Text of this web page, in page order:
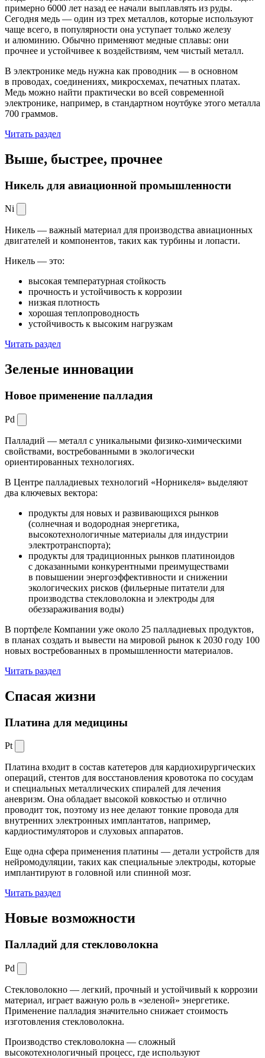
примерно 6000 лет назад ее начали выплавлять из руды.
Сегодня медь — один из трех металлов, которые используют
чаще всего, в популярности она уступает только железу
и алюминию. Обычно применяют медные сплавы: они
прочнее и устойчивее к воздействиям, чем чистый металл.
В электронике медь нужна как проводник — в основном
в проводах, соединениях, микросхемах, печатных платах.
Медь можно найти практически во всей современной
электронике, например, в стандартном ноутбуке этого металла
700 граммов.
Читать раздел
Выше, быстрее, прочнее
Никель для авиационной промышленности
Ni
Никель — важный материал для производства авиационных
двигателей и компонентов, таких как турбины и лопасти.
Никель — это:
высокая температурная стойкость
прочность и устойчивость к коррозии
низкая плотность
хорошая теплопроводность
устойчивость к высоким нагрузкам
Читать раздел
Зеленые инновации
Новое применение палладия
Pd
Палладий — металл с уникальными физико-химическими
свойствами, востребованными в экологически
ориентированных технологиях.
В Центре палладиевых технологий «Норникеля» выделяют
два ключевых вектора:
продукты для новых и развивающихся рынков
(солнечная и водородная энергетика,
высокотехнологичные материалы для индустрии
электротранспорта);
продукты для традиционных рынков платиноидов
с доказанными конкурентными преимуществами
в повышении энергоэффективности и снижении
экологических рисков (фильерные питатели для
производства стекловолокна и электроды для
обеззараживания воды)
В портфеле Компании уже около 25 палладиевых продуктов,
в планах создать и вывести на мировой рынок к 2030 году 100
новых востребованных в промышленности материалов.
Читать раздел
Спасая жизни
Платина для медицины
Pt
Платина входит в состав катетеров для кардиохирургических
операций, стентов для восстановления кровотока по сосудам
и специальных металлических спиралей для лечения
аневризм. Она обладает высокой ковкостью и отлично
проводит ток, поэтому из нее делают тонкие провода для
внутренних электронных имплантатов, например,
кардиостимуляторов и слуховых аппаратов.
Еще одна сфера применения платины — детали устройств для
нейромодуляции, таких как специальные электроды, которые
имплантируют в головной или спинной мозг.
Читать раздел
Новые возможности
Палладий для стекловолокна
Pd
Стекловолокно — легкий, прочный и устойчивый к коррозии
материал, играет важную роль в «зеленой» энергетике.
Применение палладия значительно снижает стоимость
изготовления стекловолокна.
Производство стекловолокна — сложный
высокотехнологичный процесс, где используют